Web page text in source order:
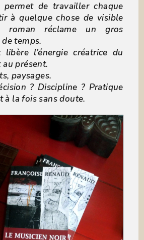
de travailler chaque
à quelque chose de visible
réclame un gros
temps.
l’énergie créatrice du
présent.
paysages.
? Discipline ? Pratique
à la fois sans doute.